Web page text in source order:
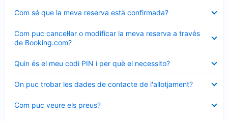
Com sé que la meva reserva està confirmada?
tancat
Com puc cancel·lar o modificar la meva reserva a través
de Booking.com?
tancat
Quin és el meu codi PIN i per què el necessito?
tancat
On puc trobar les dades de contacte de l'allotjament?
tancat
Com puc veure els preus?
tancat